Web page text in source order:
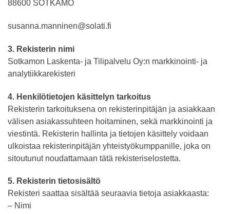
88600 SOTKAMO
susanna.manninen@solati.fi
3. Rekisterin nimi
Sotkamon Laskenta- ja Tilipalvelu Oy:n markkinointi- ja
analytiikkarekisteri
4. Henkilötietojen käsittelyn tarkoitus
Rekisterin tarkoituksena on rekisterinpitäjän ja asiakkaan
välisen asiakassuhteen hoitaminen, sekä markkinointi ja
viestintä. Rekisterin hallinta ja tietojen käsittely voidaan
ulkoistaa rekisterinpitäjän yhteistyökumppanille, joka on
sitoutunut noudattamaan tätä rekisteriselostetta.
5. Rekisterin tietosisältö
Rekisteri saattaa sisältää seuraavia tietoja asiakkaasta:
– Nimi